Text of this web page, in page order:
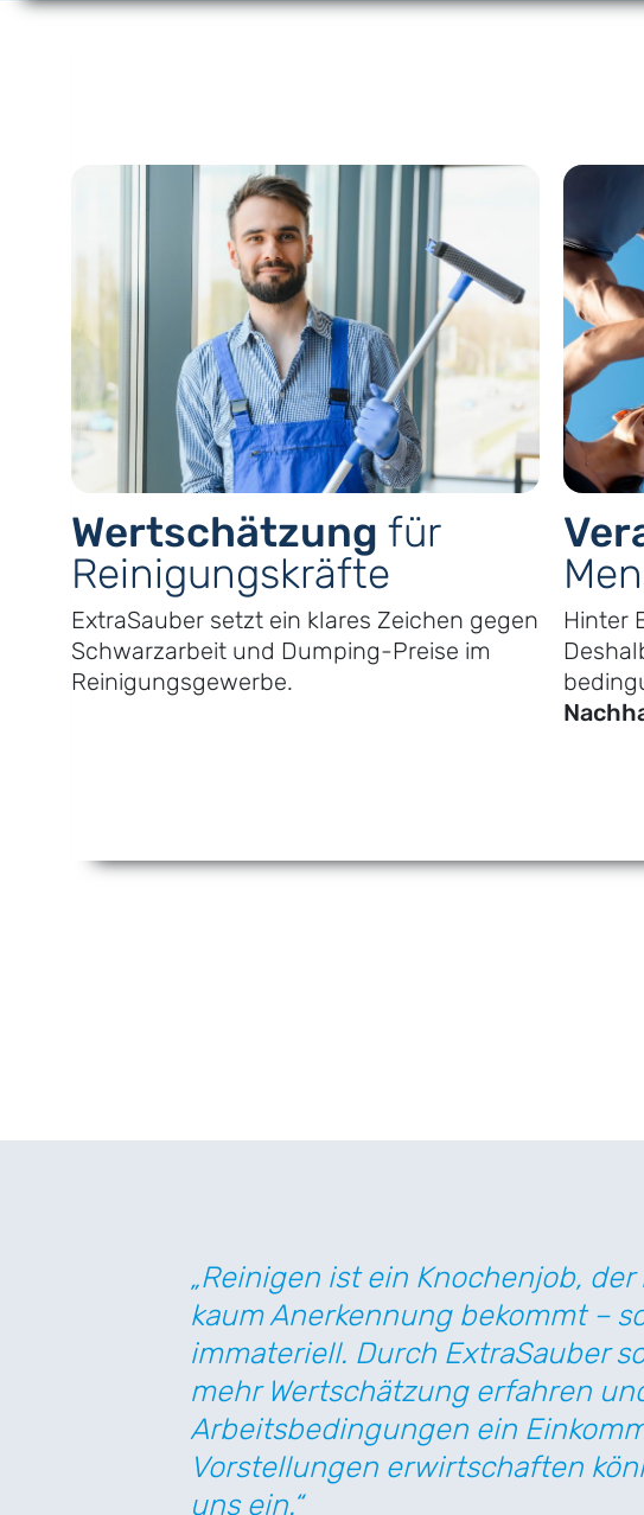
Wert­schätzung für
Reinigungs­kräfte
ExtraSauber setzt ein klares Zeichen gegen
Schwarzarbeit und Dumping-Preise im
Reinigungs­gewerbe.
Hinter
„Reinigen ist ein Knochenjob,
kaum Anerkennung bekommt –
immateriell. Durch ExtraSauber
mehr Wertschätzung erfahren
Arbeitsbedingungen ein
Vorstellungen erwirtschaften
uns ein.“